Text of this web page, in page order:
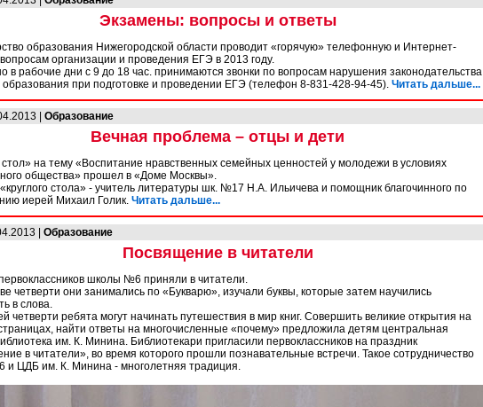
Экзамены: вопросы и ответы
образования Нижегородской области проводит «горячую» телефонную и Интернет-
организации и проведения ЕГЭ в 2013 году.
в рабочие дни с 9 до 18 час. принимаются звонки по вопросам нарушения законодательства
образования при подготовке и проведении ЕГЭ (телефон 8-831-428-94-45). Читать дальше...
| Образование
Вечная проблема – отцы и дети
на тему «Воспитание нравственных семейных ценностей у молодежи в условиях
общества» прошел в «Доме Москвы».
стола» - учитель литературы шк. №17 Н.А. Ильичева и помощник благочинного по
иерей Михаил Голик. Читать дальше...
| Образование
Посвящение в читатели
школы №6 приняли в читатели.
четверти они занимались по «Букварю», изучали буквы, которые затем научились
в слова.
четверти ребята могут начинать путешествия в мир книг. Совершить великие открытия на
найти ответы на многочисленные «почему» предложила детям центральная
им. К. Минина. Библиотекари пригласили первоклассников на праздник
в читатели», во время которого прошли познавательные встречи. Такое сотрудничество
ЦДБ им. К. Минина - многолетняя традиция.